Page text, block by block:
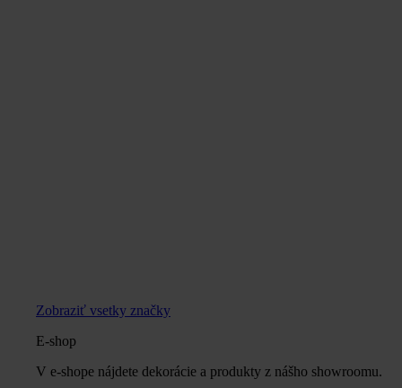
Zobraziť vsetky značky
E-shop
V e-shope nájdete dekorácie a produkty z nášho showroomu.